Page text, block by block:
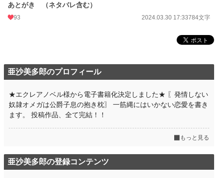
あとがき （ネタバレ含む）
93 2024.03.30 17:33784文字
亜沙美多郎のプロフィール
★エクレアノベル様から電子書籍化決定しました★ 〖発情しない
奴隷オメガは公爵子息の抱き枕〗 一筋縄にはいかない恋愛を書き
ます。 投稿作品、全て完結！！
もっと見る
亜沙美多郎の登録コンテンツ